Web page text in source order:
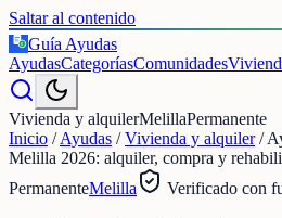
Saltar al contenido
€
Guía Ayudas
AyudasCategoríasComunidades
Vivienda y alquilerMelillaPermanente
Inicio /Ayudas /Vivienda y alquiler/
Melilla 2026: alquiler, compra y
PermanenteMelilla Verificado con